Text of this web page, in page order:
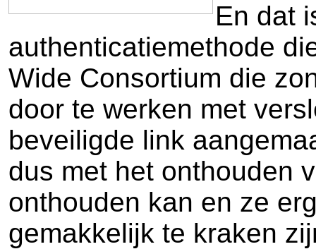
En dat
authenticatiemethode
Wide Consortium die
door te werken met
beveiligde link
dus met het onthouden
onthouden kan en ze
gemakkelijk te kraken